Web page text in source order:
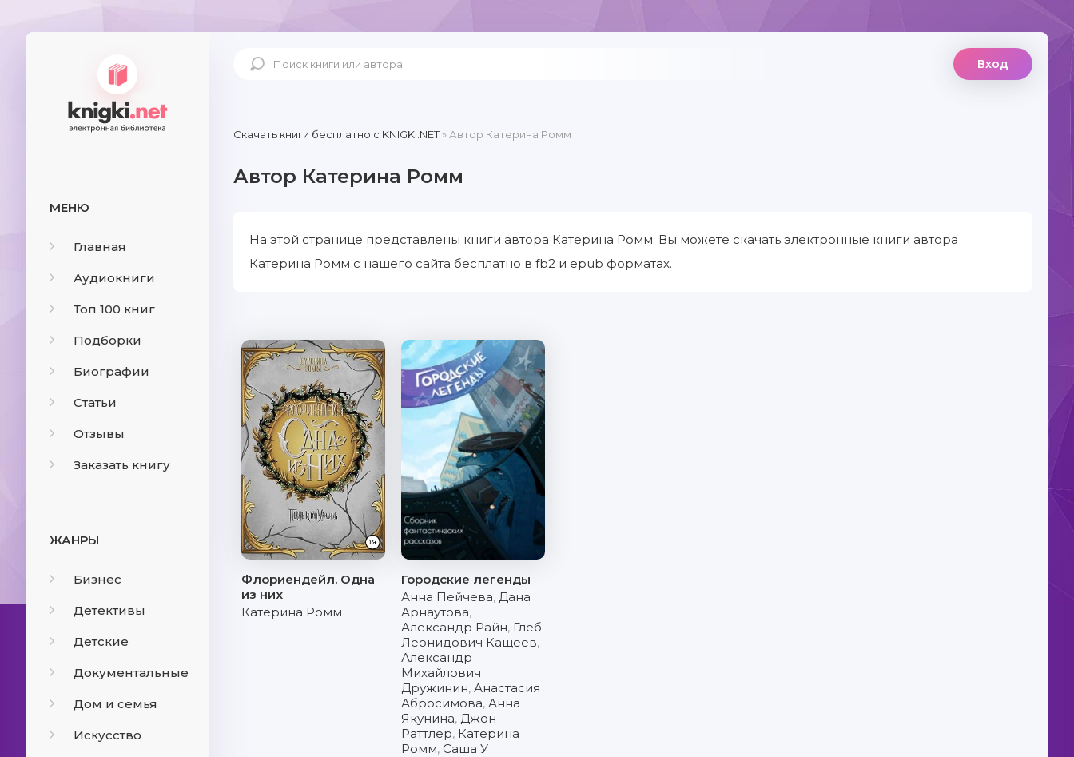
МЕНЮ
Главная
Аудиокниги
Топ 100 книг
Подборки
Биографии
Статьи
Отзывы
Заказать книгу
ЖАНРЫ
Бизнес
Детективы
Детские
Документальные
Дом и семья
Искусство
Вход
Скачать книги бесплатно c KNIGKI.NET» Автор Катерина Ромм
Автор Катерина Ромм
На этой странице представлены книги автора Катерина Ромм. Вы можете скачать электронные книги автора
Катерина Ромм с нашего сайта бесплатно в fb2 и epub форматах.
Флориендейл. Одна
из них
Катерина Ромм
Городские легенды
Анна Пейчева, Дана
Арнаутова,
Александр Райн, Глеб
Леонидович Кащеев,
Александр
Михайлович
Дружинин, Анастасия
Абросимова, Анна
Якунина, Джон
Раттлер, Катерина
Ромм, Саша У